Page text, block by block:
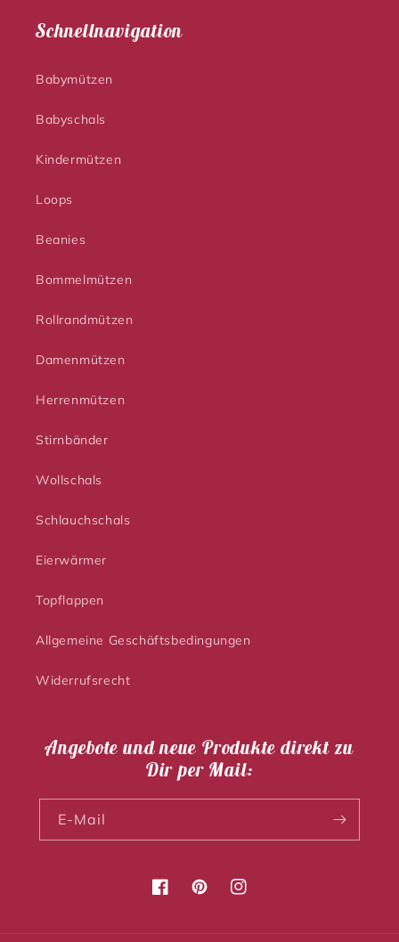
Schnellnavigation
Babymützen
Babyschals
Kindermützen
Loops
Beanies
Bommelmützen
Rollrandmützen
Damenmützen
Herrenmützen
Stirnbänder
Wollschals
Schlauchschals
Eierwärmer
Topflappen
Allgemeine Geschäftsbedingungen
Widerrufsrecht
Angebote und neue Produkte direkt zu
Dir per Mail:
E-Mail
FacebookPinterestInstagram